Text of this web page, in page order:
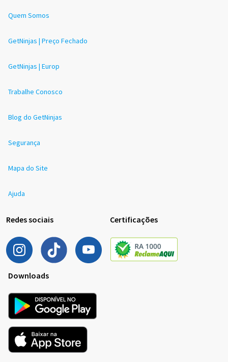
Quem Somos
GetNinjas | Preço Fechado
GetNinjas | Europ
Trabalhe Conosco
Blog do GetNinjas
Segurança
Mapa do Site
Ajuda
Redes sociais Certificações
Downloads